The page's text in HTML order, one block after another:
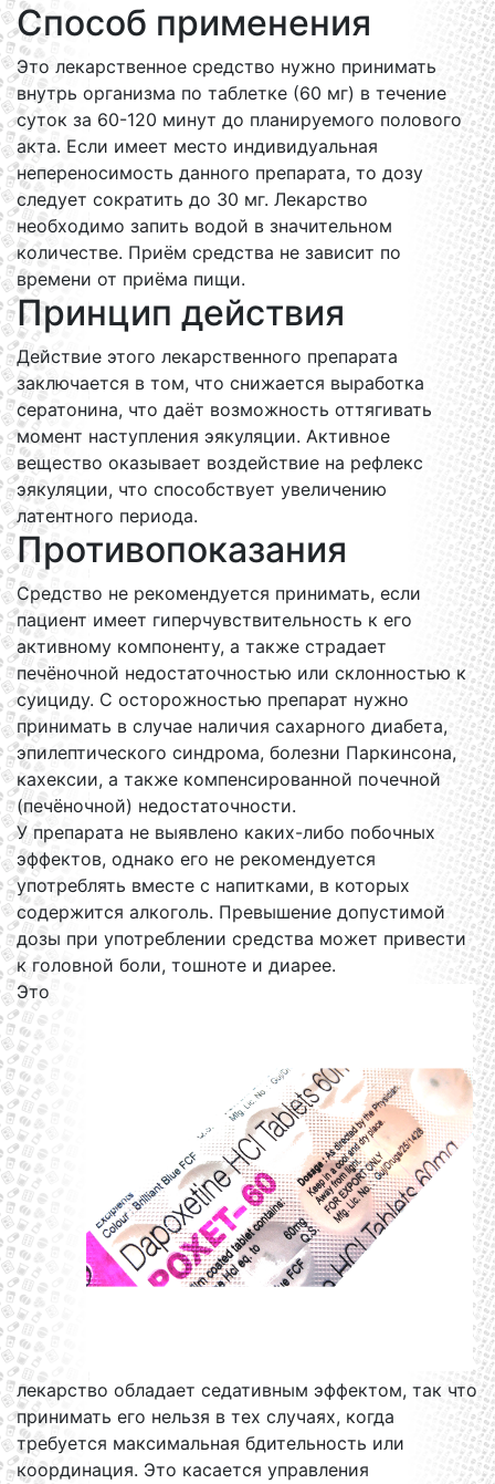
Способ применения
Это лекарственное средство нужно принимать
внутрь организма по таблетке (60 мг) в течение
суток за 60-120 минут до планируемого полового
акта. Если имеет место индивидуальная
непереносимость данного препарата, то дозу
следует сократить до 30 мг. Лекарство
необходимо запить водой в значительном
количестве. Приём средства не зависит по
времени от приёма пищи.
Принцип действия
Действие этого лекарственного препарата
заключается в том, что снижается выработка
сератонина, что даёт возможность оттягивать
момент наступления эякуляции. Активное
вещество оказывает воздействие на рефлекс
эякуляции, что способствует увеличению
латентного периода.
Противопоказания
Средство не рекомендуется принимать, если
пациент имеет гиперчувствительность к его
активному компоненту, а также страдает
печёночной недостаточностью или склонностью к
суициду. С осторожностью препарат нужно
принимать в случае наличия сахарного диабета,
эпилептического синдрома, болезни Паркинсона,
кахексии, а также компенсированной почечной
(печёночной) недостаточности.
У препарата не выявлено каких-либо побочных
эффектов, однако его не рекомендуется
употреблять вместе с напитками, в которых
содержится алкоголь. Превышение допустимой
дозы при употреблении средства может привести
к головной боли, тошноте и диарее.
Это
лекарство обладает седативным эффектом, так что
принимать его нельзя в тех случаях, когда
требуется максимальная бдительность или
координация. Это касается управления